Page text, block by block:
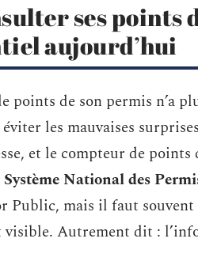
ses points
aujourd’hui
de son permis n’a
les mauvaises
et le compteur de
Système National des
Public, mais il faut
visible. Autrement dit :